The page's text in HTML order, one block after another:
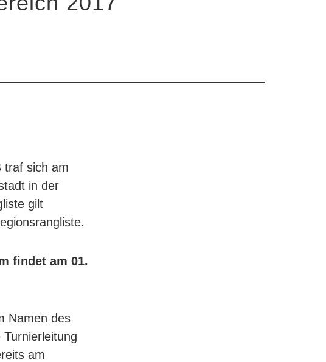
traf sich am
in der
gilt
findet am 01.
Namen des
am